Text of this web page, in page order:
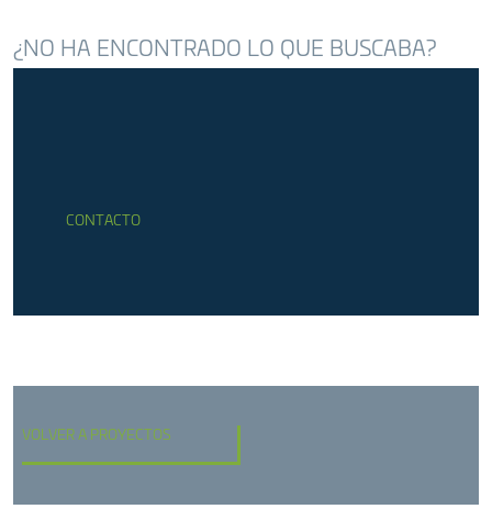
¿NO HA ENCONTRADO LO QUE BUSCABA?
CONTACTO
VOLVER A PROYECTOS